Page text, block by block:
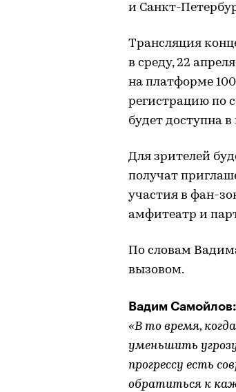
и Санкт-
Трансляция
в среду, 22
на платформе
регистрацию по
будет доступна
Для зрителей
получат
участия в фан-
амфитеатр и
По словам
вызовом.
Вадим Самойлов:
«В то время,
уменьшить
прогрессу есть
обратиться к